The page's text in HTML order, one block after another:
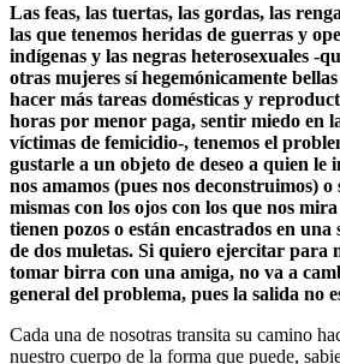
Las feas, las tuertas, las gordas, las
las que tenemos heridas de guerras y
indígenas y las negras heterosexuales -
otras mujeres sí hegemónicamente
hacer más tareas domésticas y
horas por menor paga, sentir miedo en
víctimas de femicidio-, tenemos el
gustarle a un objeto de deseo a quien le
nos amamos (pues nos deconstruimos) o
mismas con los ojos con los que nos
tienen pozos o están encastrados en
de dos muletas. Si quiero ejercitar para
tomar birra con una amiga, no va a
general del problema, pues la salida no
Cada una de nosotras transita su camino
nuestro cuerpo de la forma que puede,